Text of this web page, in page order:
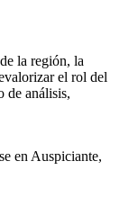
la región, la
el rol del
de análisis,
en Auspiciante,